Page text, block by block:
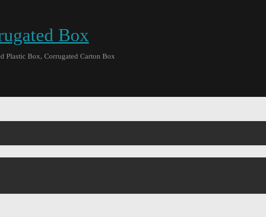
Box
Plastic Box, Corrugated Carton Box